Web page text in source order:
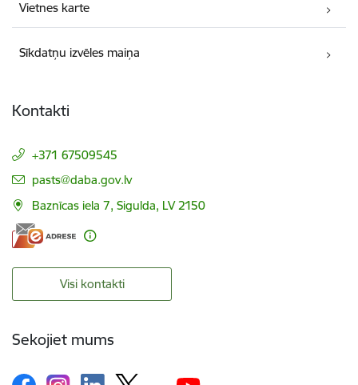
Vietnes karte
Sīkdatņu izvēles maiņa
Kontakti
+371 67509545
E-pasts:
pasts@daba.gov.lv
Baznīcas iela 7, Sigulda, LV 2150
Visi kontakti
Sekojiet mums